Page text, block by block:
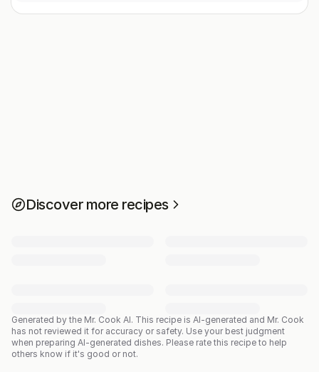
Discover more recipes
Generated by the Mr. Cook AI. This recipe is AI-generated and Mr. Cook
has not reviewed it for accuracy or safety. Use your best judgment
when preparing AI-generated dishes. Please rate this recipe to help
others know if it's good or not.